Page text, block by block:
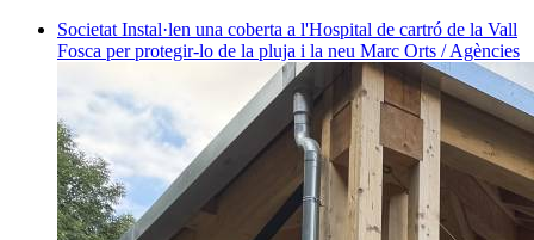
Societat Instal·len una coberta a l'Hospital de cartró de la Vall
Fosca per protegir-lo de la pluja i la neu Marc Orts / Agències